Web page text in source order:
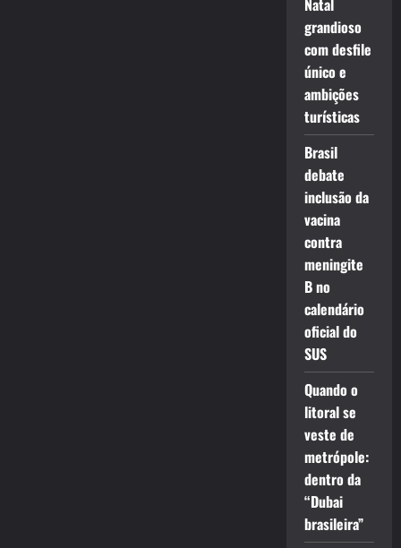
Natal
grandioso
com desfile
único e
ambições
turísticas
Brasil
debate
inclusão da
vacina
contra
meningite
B no
calendário
oficial do
SUS
Quando o
litoral se
veste de
metrópole:
dentro da
“Dubai
brasileira”